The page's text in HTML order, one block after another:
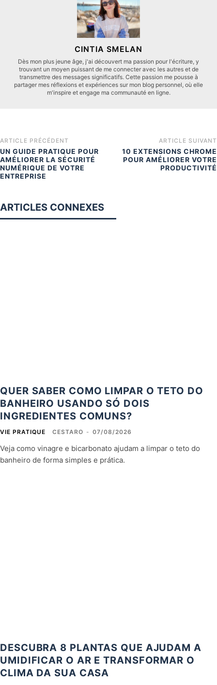
CINTIA SMELAN
Dès mon plus jeune âge, j'ai découvert ma passion pour l'écriture, y
trouvant un moyen puissant de me connecter avec les autres et de
transmettre des messages significatifs. Cette passion me pousse à
partager mes réflexions et expériences sur mon blog personnel, où elle
m'inspire et engage ma communauté en ligne.
ARTICLE PRÉCÉDENT
UN GUIDE PRATIQUE POUR
AMÉLIORER LA SÉCURITÉ
NUMÉRIQUE DE VOTRE
ENTREPRISE
ARTICLE SUIVANT
10 EXTENSIONS CHROME
POUR AMÉLIORER VOTRE
PRODUCTIVITÉ
ARTICLES CONNEXES
QUER SABER COMO LIMPAR O TETO DO
BANHEIRO USANDO SÓ DOIS
INGREDIENTES COMUNS?
VIE PRATIQUE CESTARO - 07/08/2026
Veja como vinagre e bicarbonato ajudam a limpar o teto do
banheiro de forma simples e prática.
DESCUBRA 8 PLANTAS QUE AJUDAM A
UMIDIFICAR O AR E TRANSFORMAR O
CLIMA DA SUA CASA